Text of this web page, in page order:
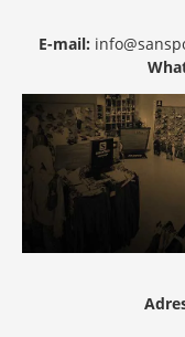
E-mail: